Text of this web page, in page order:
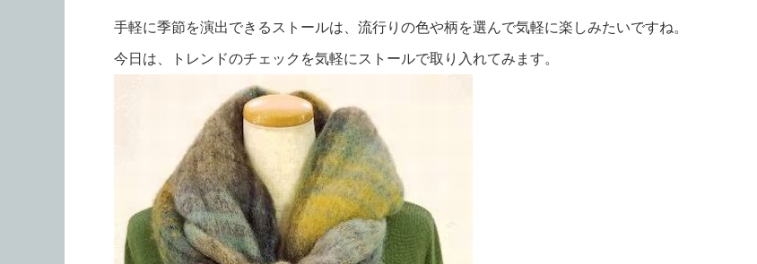
手軽に季節を演出できるストールは、流行りの色や柄を選んで気軽に楽しみたいですね。
今日は、トレンドのチェックを気軽にストールで取り入れてみます。